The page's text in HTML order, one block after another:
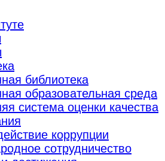
библиотека
образовательная среда
система оценки качества
коррупции
сотрудничество